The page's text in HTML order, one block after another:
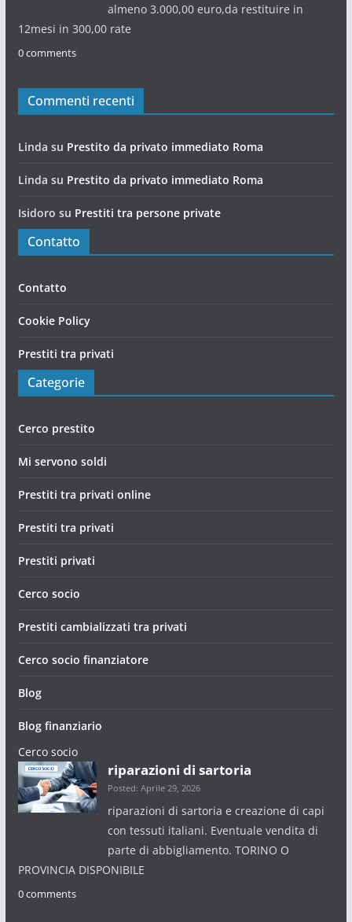
almeno 3.000,00 euro,da restituire in
12mesi in 300,00 rate
0 comments
Commenti recenti
Linda su Prestito da privato immediato Roma
Linda su Prestito da privato immediato Roma
Isidoro su Prestiti tra persone private
Contatto
Contatto
Cookie Policy
Prestiti tra privati
Categorie
Cerco prestito
Mi servono soldi
Prestiti tra privati online
Prestiti tra privati
Prestiti privati
Cerco socio
Prestiti cambializzati tra privati
Cerco socio finanziatore
Blog
Blog finanziario
Cerco socio
riparazioni di sartoria
Posted: Aprile 29, 2026
riparazioni di sartoria e creazione di capi
con tessuti italiani. Eventuale vendita di
parte di abbigliamento. TORINO O
PROVINCIA DISPONIBILE
0 comments